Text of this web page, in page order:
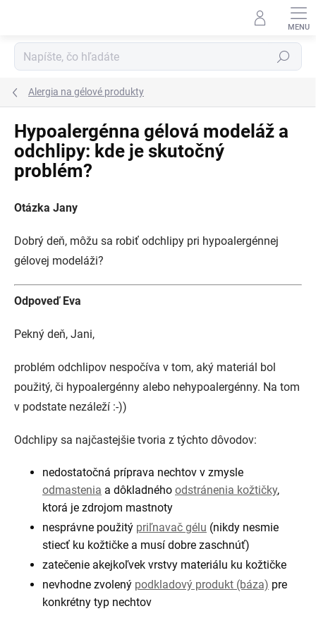
Hľadať
Alergia na gélové produkty
Hypoalergénna gélová modeláž a
odchlipy: kde je skutočný
problém?
Otázka Jany
Dobrý deň, môžu sa robiť odchlipy pri hypoalergénnej
gélovej modeláži?
Odpoveď Eva
Pekný deň, Jani,
problém odchlipov nespočíva v tom, aký materiál bol
použitý, či hypoalergénny alebo nehypoalergénny. Na tom
v podstate nezáleží :-))
Odchlipy sa najčastejšie tvoria z týchto dôvodov:
nedostatočná príprava nechtov v zmysle
odmastenia a dôkladného odstránenia kožtičky,
ktorá je zdrojom mastnoty
nesprávne použitý priľnavač gélu (nikdy nesmie
stiecť ku kožtičke a musí dobre zaschnúť)
zatečenie akejkoľvek vrstvy materiálu ku kožtičke
nevhodne zvolený podkladový produkt (báza) pre
konkrétny typ nechtov